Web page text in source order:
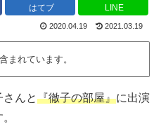
はてブ LINE
2020.04.19 2021.03.19
まれています。
んと『徹子の部屋』に出演